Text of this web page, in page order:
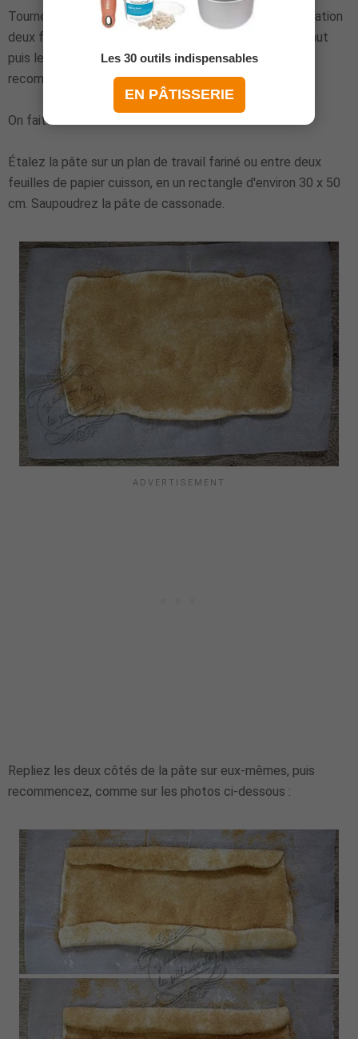
Tournez la pâte d'un quart de tour et renouvelez l'opération
deux fois : on étale en rectangle, on rabat le tiers du haut
puis le tiers du bas, on tourne d'un quart de tour, et on
recommence.
On fait donc 3 tours au total.
Étalez la pâte sur un plan de travail fariné ou entre deux
feuilles de papier cuisson, en un rectangle d'environ 30 x 50
cm. Saupoudrez la pâte de cassonade.
Repliez les deux côtés de la pâte sur eux-mêmes, puis
recommencez, comme sur les photos ci-dessous :
Les 30 outils indispensables
EN PÂTISSERIE